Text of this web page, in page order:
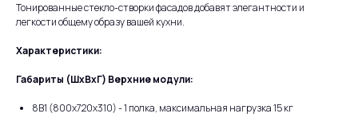
Тонированные стекло-створки фасадов добавят элегантности и
легкости общему образу вашей кухни.
Характеристики:
Габариты (ШхВхГ) Верхние модули:
8В1 (800х720х310) - 1 полка, максимальная нагрузка 15 кг